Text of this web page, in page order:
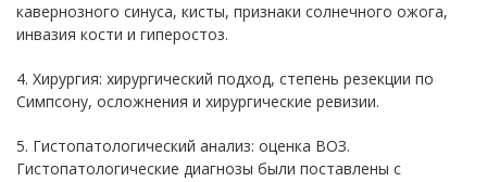
кавернозного синуса, кисты, признаки солнечного ожога,
инвазия кости и гиперостоз.
4. Хирургия: хирургический подход, степень резекции по
Симпсону, осложнения и хирургические ревизии.
5. Гистопатологический анализ: оценка ВОЗ.
Гистопатологические диагнозы были поставлены с